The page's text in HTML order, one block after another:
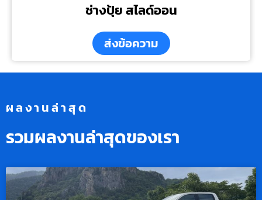
ช่างปุ้ย สไลด์ออน
ส่งข้อความ
ผลงานล่าสุด
รวมผลงานล่าสุดของเรา